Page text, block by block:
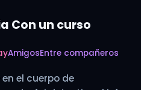
Con un curso
AmigosEntre compañeros
el cuerpo de